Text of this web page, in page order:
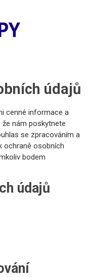
údajů
cenné informace a
nám poskytnete
se zpracováním a
ochraně osobních
bodem
údajů